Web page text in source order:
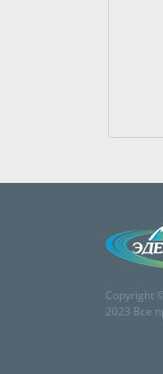
Copyright
2023 Все